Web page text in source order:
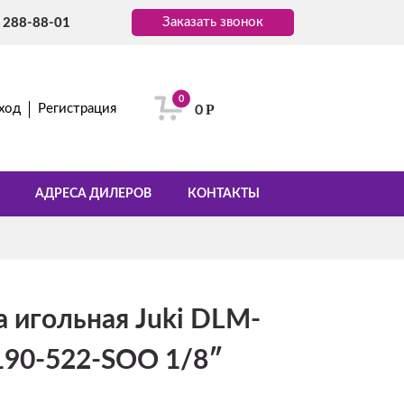
288-88-01 Заказать звонок
Регистрация
0
0Р
АДРЕСА ДИЛЕРОВ КОНТАКТЫ
игольная Juki DLM-
522-SOO 1/8″